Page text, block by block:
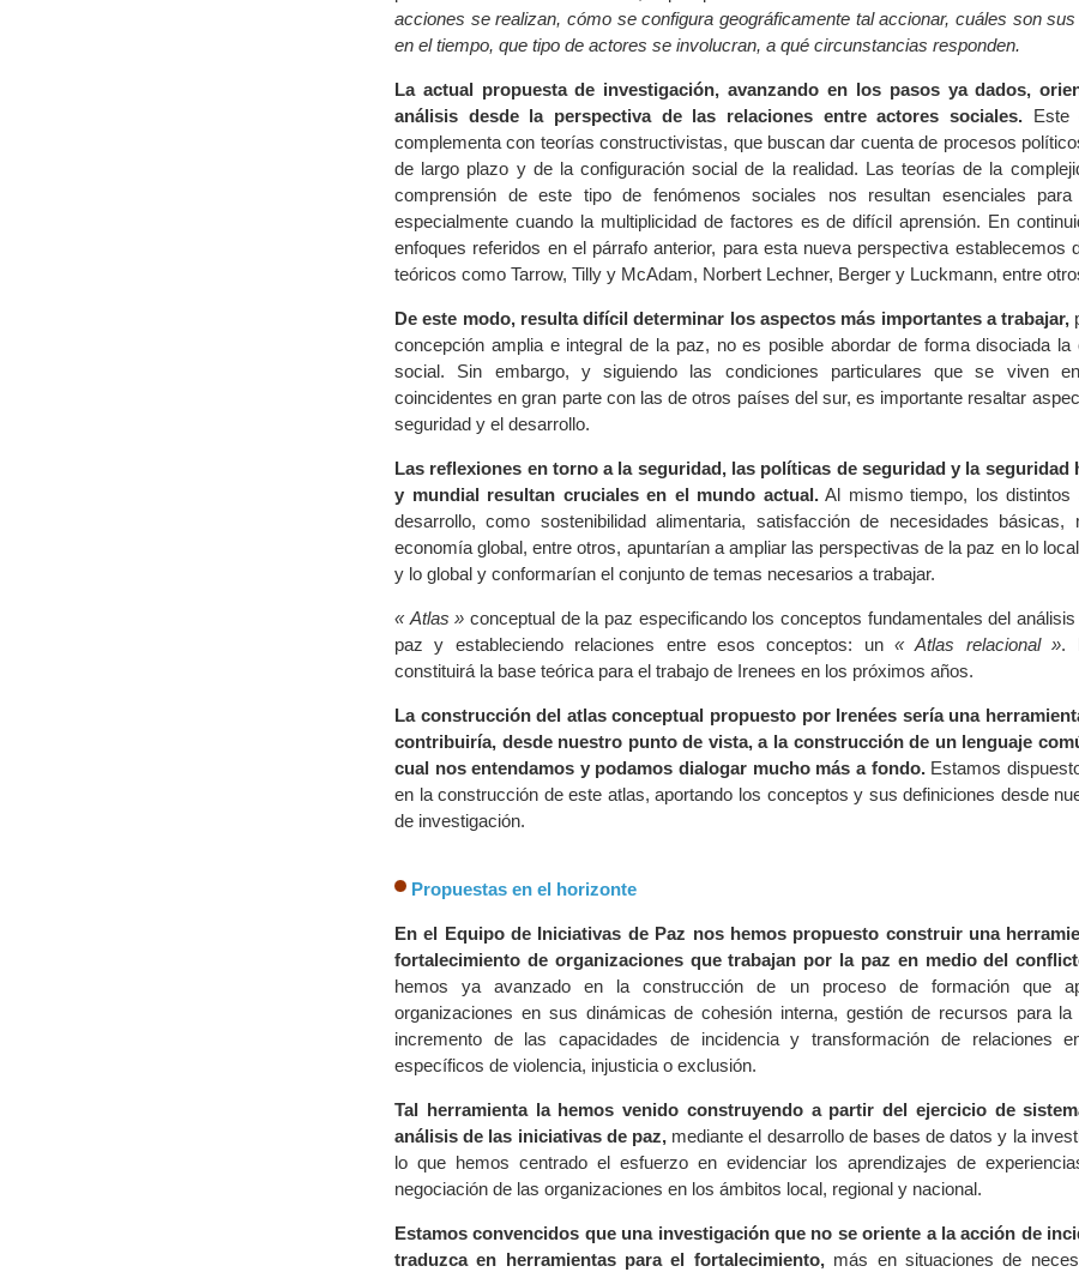
acciones se realizan, cómo se configura geográficamente tal accionar, cuáles son
en el tiempo, que tipo de actores se involucran, a qué circunstancias responden.
La actual propuesta de investigación, avanzando en los pasos ya dados,
análisis desde la perspectiva de las relaciones entre actores sociales. Este
complementa con teorías constructivistas, que buscan dar cuenta de procesos
de largo plazo y de la configuración social de la realidad. Las teorías de la
comprensión de este tipo de fenómenos sociales nos resultan esenciales para
especialmente cuando la multiplicidad de factores es de difícil aprensión. En
enfoques referidos en el párrafo anterior, para esta nueva perspectiva establecemos
teóricos como Tarrow, Tilly y McAdam, Norbert Lechner, Berger y Luckmann, entre
De este modo, resulta difícil determinar los aspectos más importantes a trabajar,
concepción amplia e integral de la paz, no es posible abordar de forma disociada la
social. Sin embargo, y siguiendo las condiciones particulares que se viven
coincidentes en gran parte con las de otros países del sur, es importante resaltar
seguridad y el desarrollo.
Las reflexiones en torno a la seguridad, las políticas de seguridad y la seguridad
y mundial resultan cruciales en el mundo actual.Al mismo tiempo, los distintos
desarrollo, como sostenibilidad alimentaria, satisfacción de necesidades básicas,
economía global, entre otros, apuntarían a ampliar las perspectivas de la paz en lo
y lo global y conformarían el conjunto de temas necesarios a trabajar.
« Atlas » conceptual de la paz especificando los conceptos fundamentales del
paz y estableciendo relaciones entre esos conceptos: un« Atlas relacional ».
constituirá la base teórica para el trabajo de Irenees en los próximos años.
La construcción del atlas conceptual propuesto por Irenées sería una
contribuiría, desde nuestro punto de vista, a la construcción de un lenguaje
cual nos entendamos y podamos dialogar mucho más a fondo.Estamos
en la construcción de este atlas, aportando los conceptos y sus definiciones desde
de investigación.
Propuestas en el horizonte
En el Equipo de Iniciativas de Paz nos hemos propuesto construir una
fortalecimiento de organizaciones que trabajan por la paz en medio del
hemos ya avanzado en la construcción de un proceso de formación que
organizaciones en sus dinámicas de cohesión interna, gestión de recursos para
incremento de las capacidades de incidencia y transformación de relaciones
específicos de violencia, injusticia o exclusión.
Tal herramienta la hemos venido construyendo a partir del ejercicio de
análisis de las iniciativas de paz,mediante el desarrollo de bases de datos y la
lo que hemos centrado el esfuerzo en evidenciar los aprendizajes de
negociación de las organizaciones en los ámbitos local, regional y nacional.
Estamos convencidos que una investigación que no se oriente a la acción de
traduzca en herramientas para el fortalecimiento,más en situaciones de